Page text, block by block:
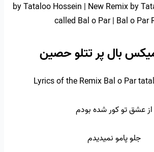
by Tataloo Hossein | New Remix by
called Bal o Par | Bal o Par
بال پر تتلو حصین
Lyrics of the Remix Bal o Par
از عشق تو کور شده بودم
جلو پامو نمیدیدم